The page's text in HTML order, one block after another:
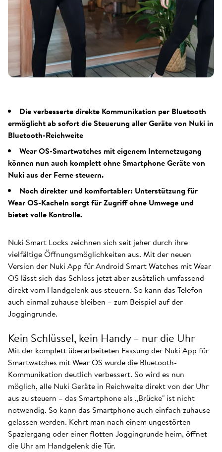
Die verbesserte direkte Kommunikation per Bluetooth
ermöglicht ab sofort die Steuerung aller Geräte von Nuki in
Bluetooth-Reichweite
Wear OS-Smartwatches mit eigenem Internetzugang
können nun auch komplett ohne Smartphone Geräte von
Nuki aus der Ferne steuern.
Noch direkter und komfortabler: Unterstützung für
Wear OS-Kacheln sorgt für Zugriff ohne Umwege und
bietet volle Kontrolle.
Nuki Smart Locks zeichnen sich seit jeher durch ihre
vielfältige Öffnungsmöglichkeiten aus. Mit der neuen
Version der Nuki App für Android Smart Watches mit Wear
OS lässt sich das Schloss jetzt aber zusätzlich umfassend
direkt vom Handgelenk aus steuern. So kann das Telefon
auch einmal zuhause bleiben – zum Beispiel auf der
Joggingrunde.
Kein Schlüssel, kein Handy – nur die Uhr
Mit der komplett überarbeiteten Fassung der Nuki App für
Smartwatches mit Wear OS wurde die Bluetooth-
Kommunikation deutlich verbessert. So wird es nun
möglich, alle Nuki Geräte in Reichweite direkt von der Uhr
aus zu steuern – das Smartphone als „Brücke" ist nicht
notwendig. So kann das Smartphone auch einfach zuhause
gelassen werden. Kehrt man nach einem ungestörten
Spaziergang oder einer flotten Joggingrunde heim, öffnet
die Uhr am Handgelenk die Tür.